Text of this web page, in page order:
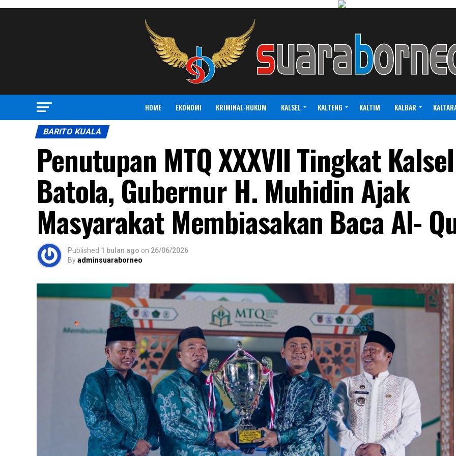
HOME EKONOMI KRIMINAL-HUKUM KALSEL KALTENG KALTIM KALBAR
BARITO KUALA
Penutupan MTQ XXXVII Tingkat
Batola, Gubernur H. Muhidin Ajak
Masyarakat Membiasakan Baca Al-
Published 1 bulan ago on 26/06/2026
Byadminsuaraborneo